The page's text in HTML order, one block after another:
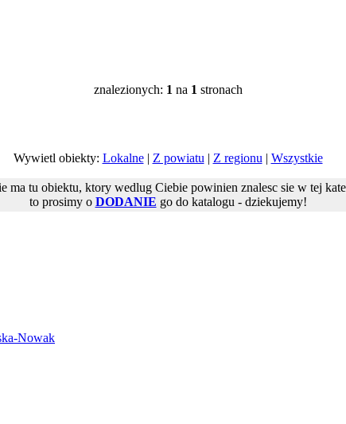
znalezionych: 1 na 1 stronach
Wywietl obiekty: Lokalne| Z powiatu | Z regionu | Wszystkie
ma tu obiektu, ktory wedlug Ciebie powinien znalesc sie w tej
to prosimy o DODANIE go do katalogu - dziekujemy!
Nowak